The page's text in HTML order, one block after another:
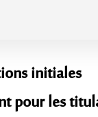
initiales
pour les